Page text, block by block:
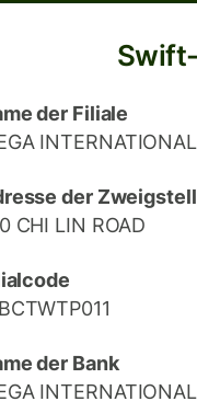
der Filiale
der
CHI LIN ROAD
der Bank